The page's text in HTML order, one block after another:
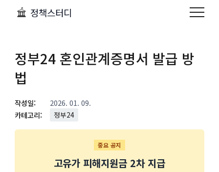
정책스터디
정부24 혼인관계증명서 발급 방
법
작성일:
2026. 01. 09.
카테고리:
정부24
중요 공지
고유가 피해지원금 2차 지급